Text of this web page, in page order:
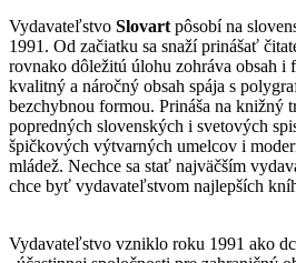
Vydavateľstvo Slovart pôsobí na
1991. Od začiatku sa snaží prinášať
rovnako dôležitú úlohu zohráva obsah i
kvalitný a náročný obsah spája s
bezchybnou formou. Prináša na knižný
popredných slovenských i svetových
špičkových výtvarných umelcov i
mládež. Nechce sa stať najväčším
chce byť vydavateľstvom najlepších
Vydavateľstvo vzniklo roku 1991 ako